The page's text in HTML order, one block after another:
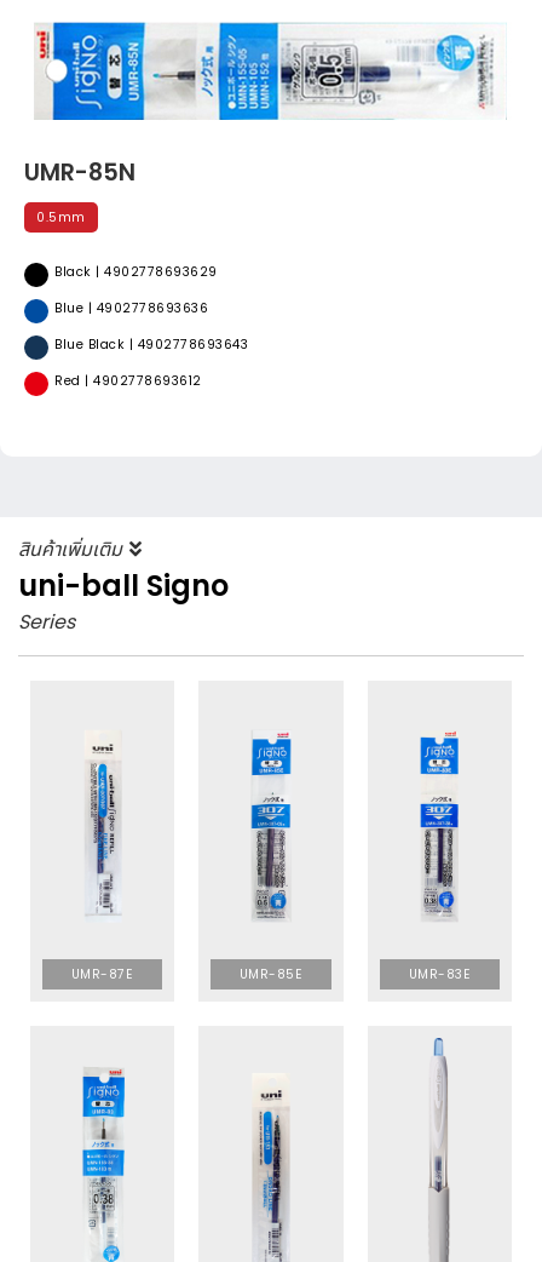
UMR-85N
0.5mm
Black | 4902778693629
Blue | 4902778693636
Blue Black | 4902778693643
Red | 4902778693612
สินค้าเพิ่มเติม
uni-ball Signo
Series
UMR-87E UMR-85E UMR-83E